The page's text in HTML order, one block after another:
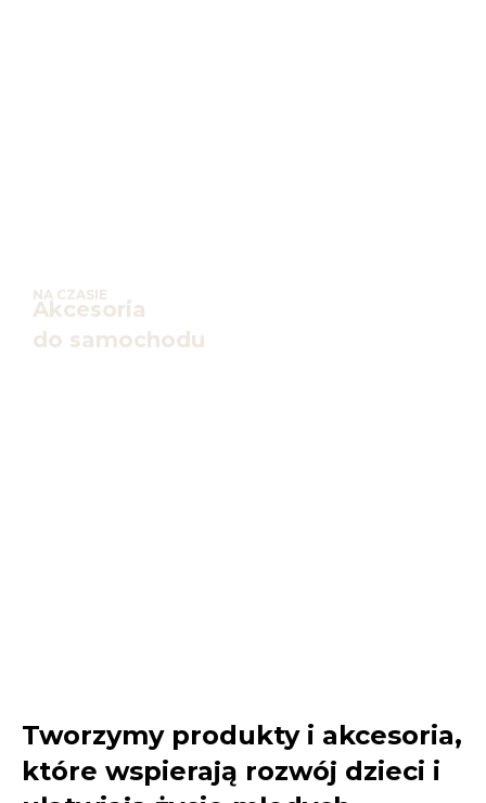
NA CZASIE
Akcesoria
do samochodu
Tworzymy produkty i akcesoria,
które wspierają rozwój dzieci i